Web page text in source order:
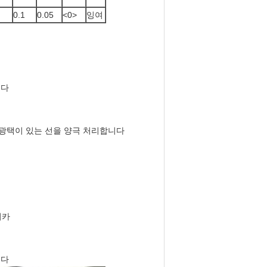
0.1 0.05 <0> 잉여
택이 있는 선을 양극 처리합니다
카